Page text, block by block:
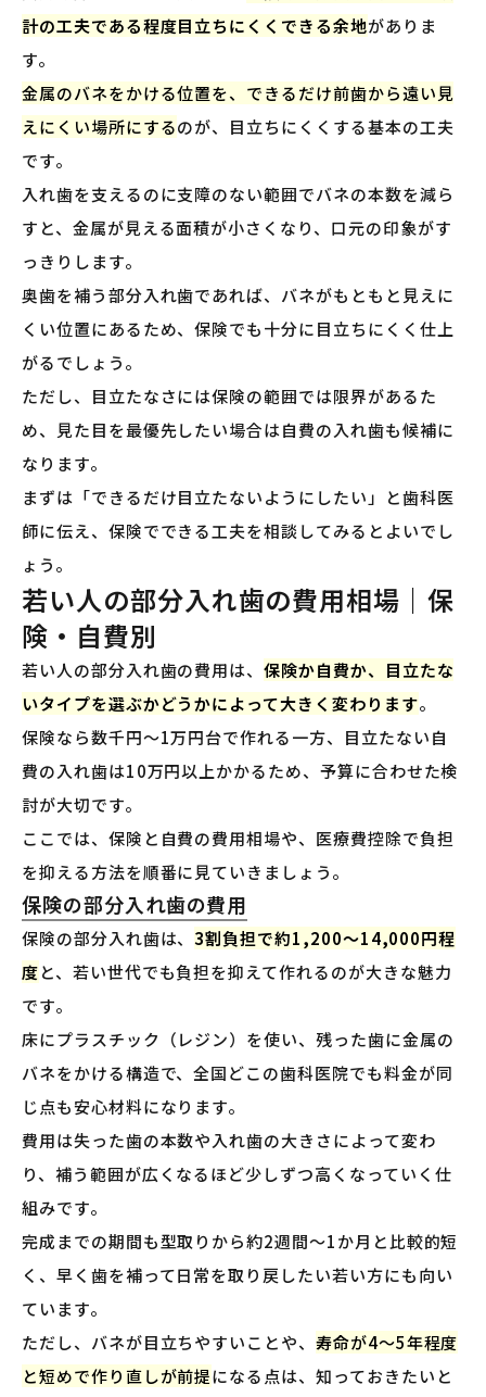
計の工夫である程度目立ちにくくできる余地がありま
す。
金属のバネをかける位置を、できるだけ前歯から遠い見
えにくい場所にするのが、目立ちにくくする基本の工夫
です。
入れ歯を支えるのに支障のない範囲でバネの本数を減ら
すと、金属が見える面積が小さくなり、口元の印象がす
っきりします。
奥歯を補う部分入れ歯であれば、バネがもともと見えに
くい位置にあるため、保険でも十分に目立ちにくく仕上
がるでしょう。
ただし、目立たなさには保険の範囲では限界があるた
め、見た目を最優先したい場合は自費の入れ歯も候補に
なります。
まずは「できるだけ目立たないようにしたい」と歯科医
師に伝え、保険でできる工夫を相談してみるとよいでし
ょう。
若い人の部分入れ歯の費用相場｜保
険・自費別
若い人の部分入れ歯の費用は、保険か自費か、目立たな
いタイプを選ぶかどうかによって大きく変わります。
保険なら数千円〜1万円台で作れる一方、目立たない自
費の入れ歯は10万円以上かかるため、予算に合わせた検
討が大切です。
ここでは、保険と自費の費用相場や、医療費控除で負担
を抑える方法を順番に見ていきましょう。
保険の部分入れ歯の費用
保険の部分入れ歯は、3割負担で約1,200〜14,000円程
度と、若い世代でも負担を抑えて作れるのが大きな魅力
です。
床にプラスチック（レジン）を使い、残った歯に金属の
バネをかける構造で、全国どこの歯科医院でも料金が同
じ点も安心材料になります。
費用は失った歯の本数や入れ歯の大きさによって変わ
り、補う範囲が広くなるほど少しずつ高くなっていく仕
組みです。
完成までの期間も型取りから約2週間〜1か月と比較的短
く、早く歯を補って日常を取り戻したい若い方にも向い
ています。
ただし、バネが目立ちやすいことや、 寿命が4〜5年程度
と短めで作り直しが前提になる点は、知っておきたいと